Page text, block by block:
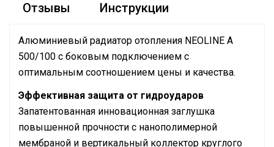
Отзывы Инструкции
Алюминиевый радиатор отопления NEOLINE A
500/100 с боковым подключением с
оптимальным соотношением цены и качества.
Эффективная защита от гидроударов
Запатентованная инновационная заглушка
повышенной прочности с нанополимерной
мембраной и вертикальный коллектор круглого